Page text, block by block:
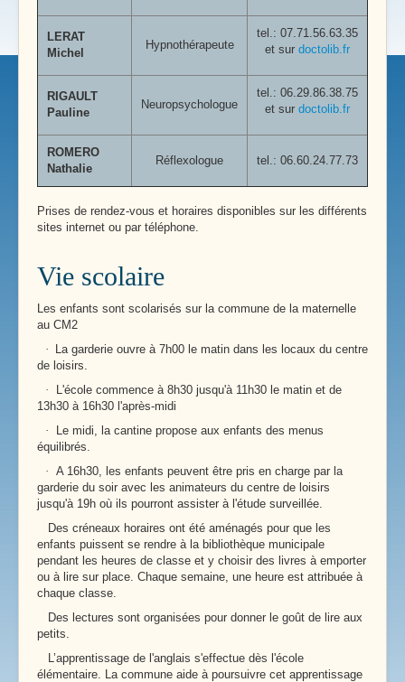
LERAT
Michel
Hypnothérapeute
tel.: 07.71.56.63.35
et sur doctolib.fr
RIGAULT
Pauline
Neuropsychologue
tel.: 06.29.86.38.75
et sur doctolib.fr
ROMERO
Nathalie
Réflexologue tel.: 06.60.24.77.73
Prises de rendez-vous et horaires disponibles sur les différents
sites internet ou par téléphone.
Vie scolaire
Les enfants sont scolarisés sur la commune de la maternelle
au CM2
·
La garderie ouvre à 7h00 le matin dans les locaux du centre
de loisirs.
·
L'école commence à 8h30 jusqu'à 11h30 le matin et de
13h30 à 16h30 l'après-midi
·
Le midi, la cantine propose aux enfants des menus
équilibrés.
· A 16h30, les enfants peuvent être pris en charge par la
garderie du soir avec les animateurs du centre de loisirs
jusqu'à 19h où ils pourront assister à l'étude surveillée.
Des créneaux horaires ont été aménagés pour que les
enfants puissent se rendre à la bibliothèque municipale
pendant les heures de classe et y choisir des livres à emporter
ou à lire sur place. Chaque semaine, une heure est attribuée à
chaque classe.
Des lectures sont organisées pour donner le goût de lire aux
petits.
L’apprentissage de l'anglais s'effectue dès l'école
élémentaire. La commune aide à poursuivre cet apprentissage